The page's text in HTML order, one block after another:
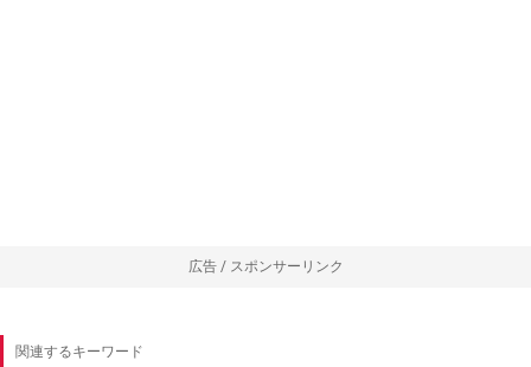
広告 / スポンサーリンク
関連するキーワード